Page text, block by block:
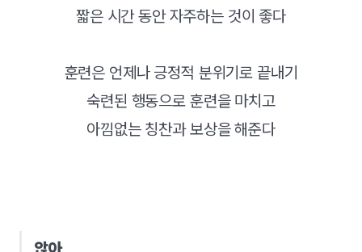
짧은 시간 동안 자주하는 것이 좋다
훈련은 언제나 긍정적 분위기로 끝내기
숙련된 행동으로 훈련을 마치고
아낌없는 칭찬과 보상을 해준다